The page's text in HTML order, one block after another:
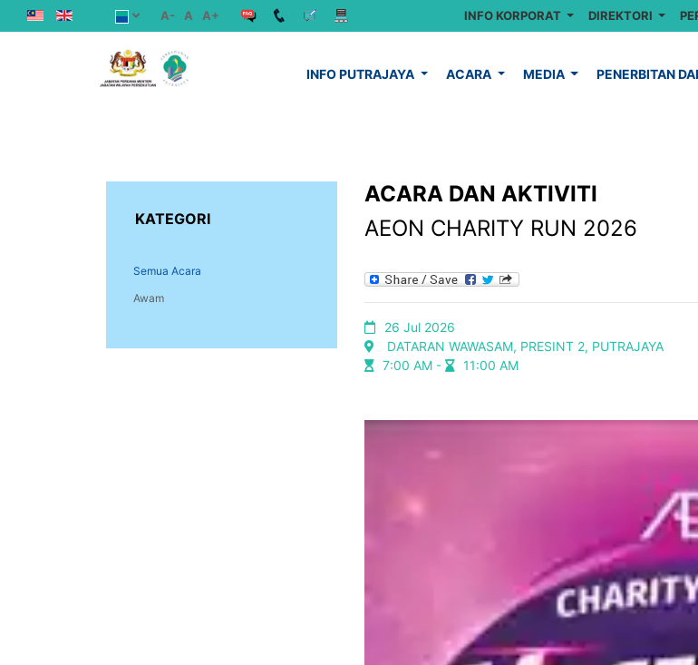
A- A A+ INFO KORPORAT DIREKTORI
INFO PUTRAJAYA ACARA MEDIA PENERBITAN
KATEGORI
Semua Acara
Awam
ACARA DAN AKTIVITI
AEON CHARITY RUN 2026
26 Jul 2026
DATARAN WAWASAM, PRESINT 2, PUTRAJAYA
7:00 AM -
11:00 AM